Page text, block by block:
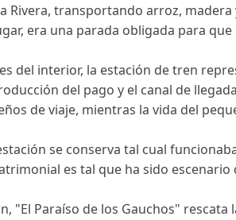
Rivera, transportando arroz,
era una parada obligada para
del interior, la estación de tren
del pago y el canal de
de viaje, mientras la vida del
se conserva tal cual
es tal que ha sido
"El Paraíso de los Gauchos"